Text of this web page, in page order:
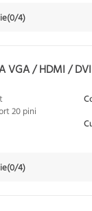
(0/4)
VGA / HDMI /
20 pini
(0/4)